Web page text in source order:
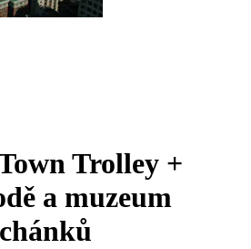
Trolley +
a muzeum